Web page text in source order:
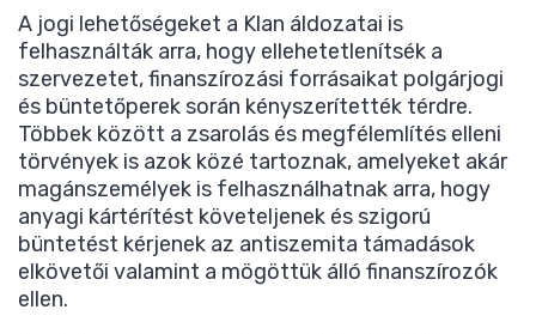
A jogi lehetőségeket a Klan áldozatai is
felhasználták arra, hogy ellehetetlenítsék a
szervezetet, finanszírozási forrásaikat polgárjogi
és büntetőperek során kényszerítették térdre.
Többek között a zsarolás és megfélemlítés elleni
törvények is azok közé tartoznak, amelyeket akár
magánszemélyek is felhasználhatnak arra, hogy
anyagi kártérítést követeljenek és szigorú
büntetést kérjenek az antiszemita támadások
elkövetői valamint a mögöttük álló finanszírozók
ellen.